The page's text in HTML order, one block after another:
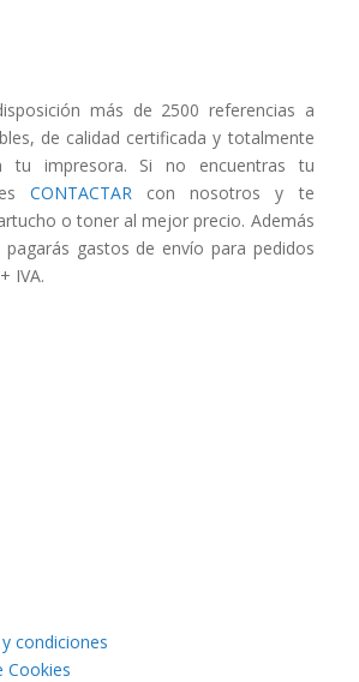
más de 2500 referencias a
de calidad certificada y totalmente
tu impresora. Si no encuentras tu
CONTACTARcon nosotros y te
o toner al mejor precio. Además
gastos de envío para pedidos
IVA.
condiciones
Cookies